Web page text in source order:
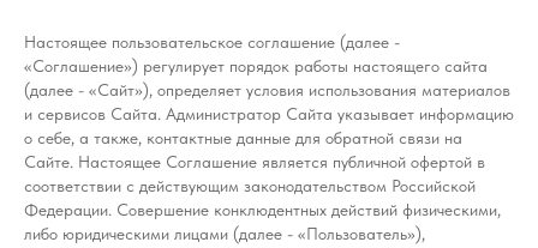
Настоящее пользовательское соглашение (далее -
«Соглашение») регулирует порядок работы настоящего сайта
(далее - «Сайт»), определяет условия использования материалов
и сервисов Сайта. Администратор Сайта указывает информацию
о себе, а также, контактные данные для обратной связи на
Сайте. Настоящее Соглашение является публичной офертой в
соответствии с действующим законодательством Российской
Федерации. Совершение конклюдентных действий физическими,
либо юридическими лицами (далее - «Пользователь»),